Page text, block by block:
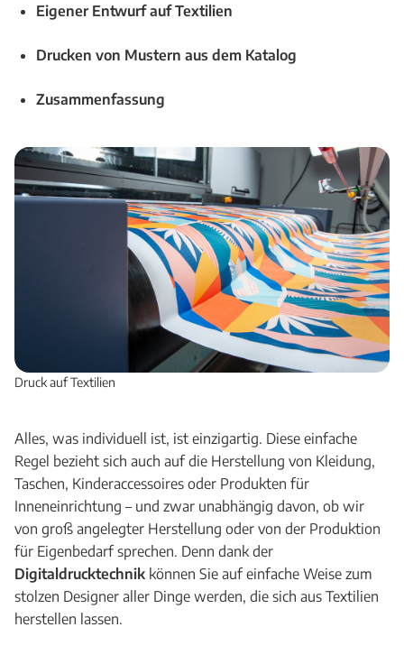
Eigener Entwurf auf Textilien
Drucken von Mustern aus dem Katalog
Zusammenfassung
Druck auf Textilien
Alles, was individuell ist, ist einzigartig. Diese einfache
Regel bezieht sich auch auf die Herstellung von Kleidung,
Taschen, Kinderaccessoires oder Produkten für
Inneneinrichtung – und zwar unabhängig davon, ob wir
von groß angelegter Herstellung oder von der Produktion
für Eigenbedarf sprechen. Denn dank der
Digitaldrucktechnik können Sie auf einfache Weise zum
stolzen Designer aller Dinge werden, die sich aus Textilien
herstellen lassen.